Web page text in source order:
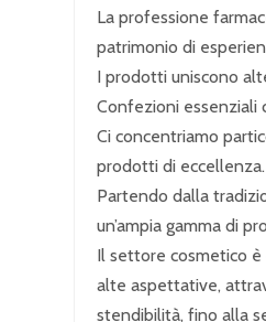
La professione
patrimonio di
I prodotti uniscono
Confezioni essenziali
Ci concentriamo
prodotti di eccellenza.
Partendo dalla
un’ampia gamma di
Il settore cosmetico è
alte aspettative,
stendibilità, fino alla